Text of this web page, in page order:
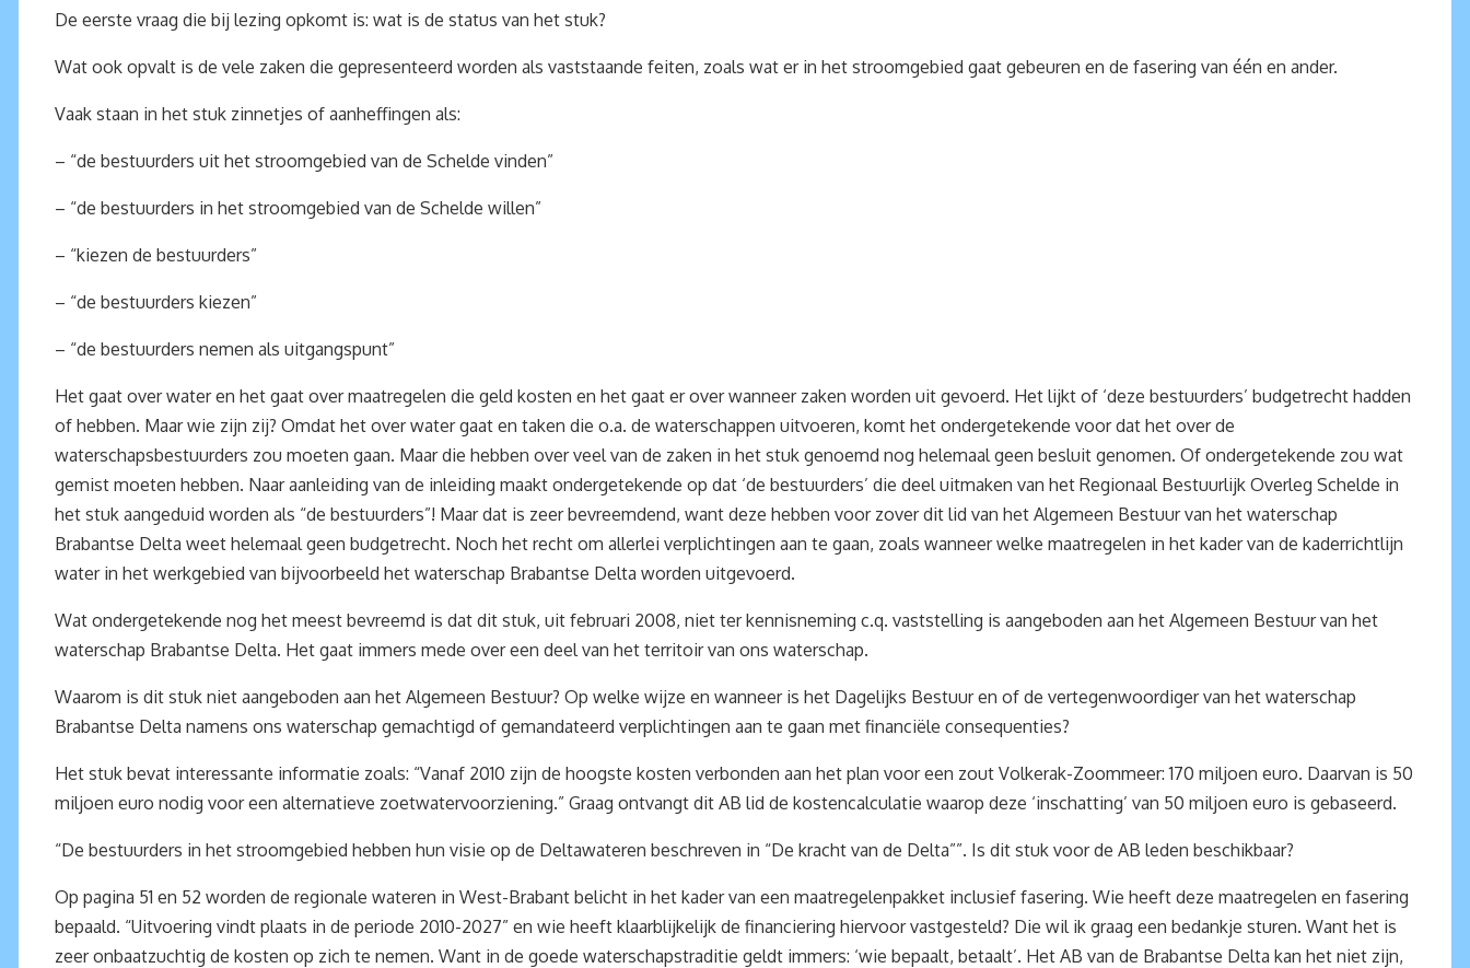
De eerste vraag die bij lezing opkomt is: wat is de status van het stuk?
Wat ook opvalt is de vele zaken die gepresenteerd worden als vaststaande feiten, zoals wat er in het stroomgebied gaat gebeuren en de fasering van één en ander.
Vaak staan in het stuk zinnetjes of aanheffingen als:
– “de bestuurders uit het stroomgebied van de Schelde vinden”
– “de bestuurders in het stroomgebied van de Schelde willen”
– “kiezen de bestuurders”
– “de bestuurders kiezen”
– “de bestuurders nemen als uitgangspunt”
Het gaat over water en het gaat over maatregelen die geld kosten en het gaat er over wanneer zaken worden uit gevoerd. Het lijkt of ‘deze bestuurders’ budgetrecht hadden
of hebben. Maar wie zijn zij? Omdat het over water gaat en taken die o.a. de waterschappen uitvoeren, komt het ondergetekende voor dat het over de
waterschapsbestuurders zou moeten gaan. Maar die hebben over veel van de zaken in het stuk genoemd nog helemaal geen besluit genomen. Of ondergetekende zou wat
gemist moeten hebben. Naar aanleiding van de inleiding maakt ondergetekende op dat ‘de bestuurders’ die deel uitmaken van het Regionaal Bestuurlijk Overleg Schelde in
het stuk aangeduid worden als “de bestuurders”! Maar dat is zeer bevreemdend, want deze hebben voor zover dit lid van het Algemeen Bestuur van het waterschap
Brabantse Delta weet helemaal geen budgetrecht. Noch het recht om allerlei verplichtingen aan te gaan, zoals wanneer welke maatregelen in het kader van de kaderrichtlijn
water in het werkgebied van bijvoorbeeld het waterschap Brabantse Delta worden uitgevoerd.
Wat ondergetekende nog het meest bevreemd is dat dit stuk, uit februari 2008, niet ter kennisneming c.q. vaststelling is aangeboden aan het Algemeen Bestuur van het
waterschap Brabantse Delta. Het gaat immers mede over een deel van het territoir van ons waterschap.
Waarom is dit stuk niet aangeboden aan het Algemeen Bestuur? Op welke wijze en wanneer is het Dagelijks Bestuur en of de vertegenwoordiger van het waterschap
Brabantse Delta namens ons waterschap gemachtigd of gemandateerd verplichtingen aan te gaan met financiële consequenties?
Het stuk bevat interessante informatie zoals: “Vanaf 2010 zijn de hoogste kosten verbonden aan het plan voor een zout Volkerak-Zoommeer: 170 miljoen euro. Daarvan is 50
miljoen euro nodig voor een alternatieve zoetwatervoorziening.” Graag ontvangt dit AB lid de kostencalculatie waarop deze ‘inschatting’ van 50 miljoen euro is gebaseerd.
“De bestuurders in het stroomgebied hebben hun visie op de Deltawateren beschreven in “De kracht van de Delta””. Is dit stuk voor de AB leden beschikbaar?
Op pagina 51 en 52 worden de regionale wateren in West-Brabant belicht in het kader van een maatregelenpakket inclusief fasering. Wie heeft deze maatregelen en fasering
bepaald. “Uitvoering vindt plaats in de periode 2010-2027” en wie heeft klaarblijkelijk de financiering hiervoor vastgesteld? Die wil ik graag een bedankje sturen. Want het is
zeer onbaatzuchtig de kosten op zich te nemen. Want in de goede waterschapstraditie geldt immers: ‘wie bepaalt, betaalt’. Het AB van de Brabantse Delta kan het niet zijn,